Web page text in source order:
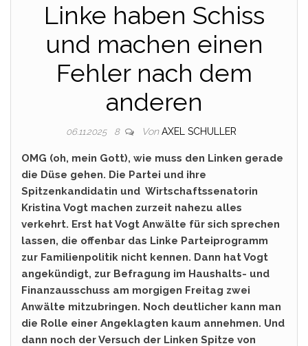
Linke haben Schiss
und machen einen
Fehler nach dem
anderen
06.11.2025 8 Von AXEL SCHULLER
OMG (oh, mein Gott), wie muss den Linken gerade
die Düse gehen. Die Partei und ihre
Spitzenkandidatin und Wirtschaftssenatorin
Kristina Vogt machen zurzeit nahezu alles
verkehrt. Erst hat Vogt Anwälte für sich sprechen
lassen, die offenbar das Linke Parteiprogramm
zur Familienpolitik nicht kennen. Dann hat Vogt
angekündigt, zur Befragung im Haushalts- und
Finanzausschuss am morgigen Freitag zwei
Anwälte mitzubringen. Noch deutlicher kann man
die Rolle einer Angeklagten kaum annehmen. Und
dann noch der Versuch der Linken Spitze von